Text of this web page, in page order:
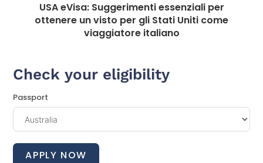
USA eVisa: Suggerimenti essenziali per
ottenere un visto per gli Stati Uniti come
viaggiatore italiano
Check your eligibility
Passport
APPLY NOW